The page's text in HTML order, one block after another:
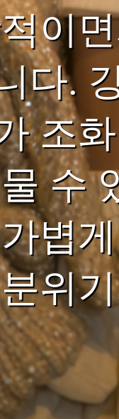
이
다.
조
수
볍
위